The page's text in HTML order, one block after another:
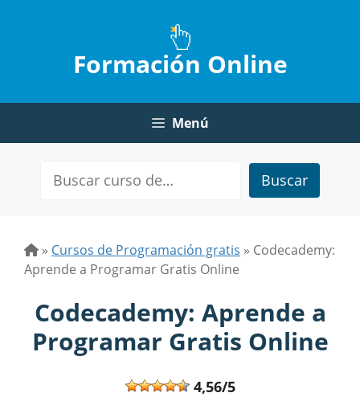
Formación Online
Menú
Buscar
» Cursos de Programación gratis » Codecademy:
Aprende a Programar Gratis Online
Codecademy: Aprende a
Programar Gratis Online
4,56/5